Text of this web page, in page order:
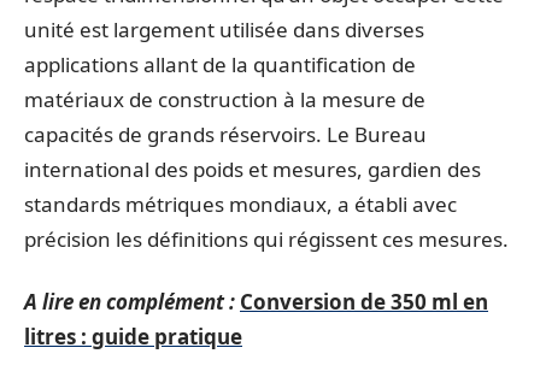
unité est largement utilisée dans diverses
applications allant de la quantification de
matériaux de construction à la mesure de
capacités de grands réservoirs. Le Bureau
international des poids et mesures, gardien des
standards métriques mondiaux, a établi avec
précision les définitions qui régissent ces mesures.
A lire en complément : Conversion de 350 ml en
litres : guide pratique